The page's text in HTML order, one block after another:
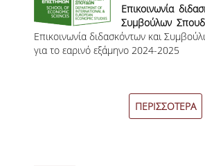
ΟΙΚΟΝΟΜΙΚΑ ΜΕ
ΔΙΕΠΙΣΤΗΜΟΝΙΚΟΤΗΤΑ
ΠΑΙΔΑΓΩΓΙΚΗ ΦΙΛΟΣΟΦΙΑ
ΤΕΧΝΟΛΟΓΙΚΗ
Επικοινωνία
Συμβούλων
εαρινό εξάμηνο
Επικοινωνία διδασκόντων και
για το εαρινό εξάμηνο 2024-2025
ΠΕΡΙΣΣΟΤΕΡΑ